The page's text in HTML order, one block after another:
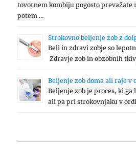
tovornem kombiju pogosto prevažate
potem …
Strokovno beljenje zob z
Beli in zdravi zobje so
Zdravje zob in obzobnih
Beljenje zob doma ali raje v
Beljenje zob je proces, ki
ali pa pri strokovnjaku v